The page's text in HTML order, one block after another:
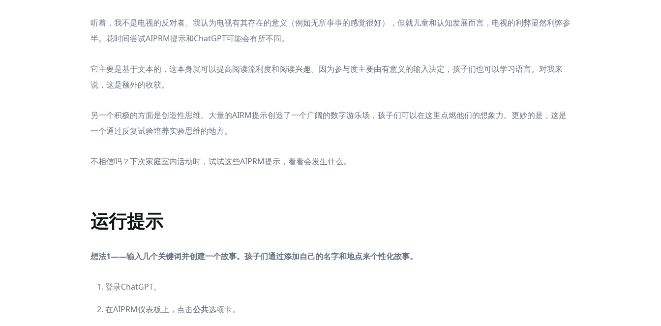
听着，我不是电视的反对者。我认为电视有其存在的意义（例如无所事事的感觉很好），但就儿童和认知发展而言，电视的利弊显然利弊参
半。花时间尝试AIPRM提示和ChatGPT可能会有所不同。
它主要是基于文本的，这本身就可以提高阅读流利度和阅读兴趣。因为参与度主要由有意义的输入决定，孩子们也可以学习语言。对我来
说，这是额外的收获。
另一个积极的方面是创造性思维。大量的AIRM提示创造了一个广阔的数字游乐场，孩子们可以在这里点燃他们的想象力。更妙的是，这是
一个通过反复试验培养实验思维的地方。
不相信吗？下次家庭室内活动时，试试这些AIPRM提示，看看会发生什么。
运行提示
想法1——输入几个关键词并创建一个故事。孩子们通过添加自己的名字和地点来个性化故事。
登录ChatGPT。
在AIPRM仪表板上，点击公共选项卡。